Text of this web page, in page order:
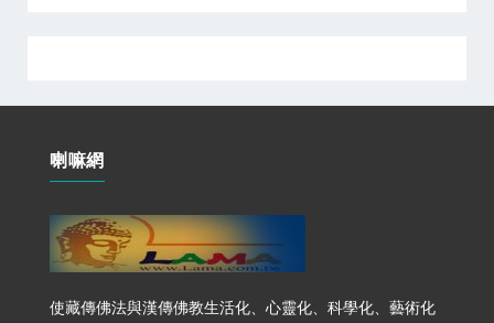
喇嘛網
使藏傳佛法與漢傳佛教生活化、心靈化、科學化、藝術化